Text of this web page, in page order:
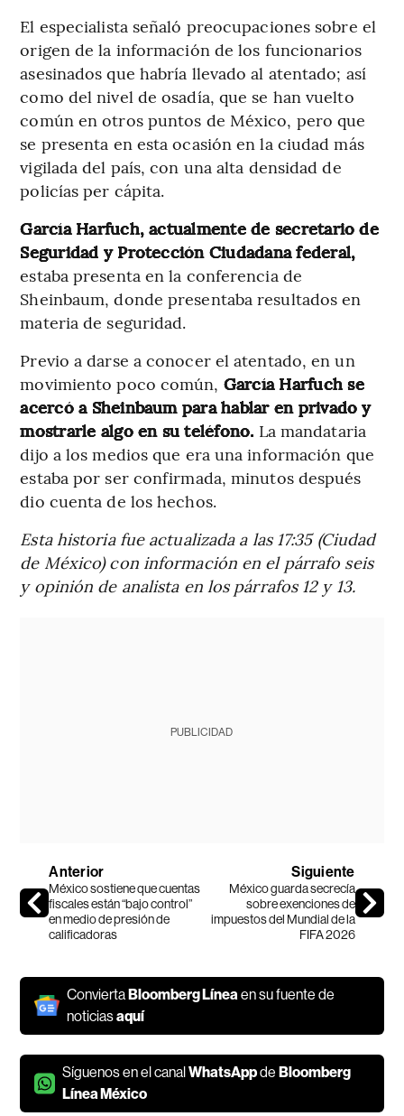
El especialista señaló preocupaciones sobre el
origen de la información de los funcionarios
asesinados que habría llevado al atentado; así
como del nivel de osadía, que se han vuelto
común en otros puntos de México, pero que
se presenta en esta ocasión en la ciudad más
vigilada del país, con una alta densidad de
policías per cápita.
García Harfuch, actualmente de secretario de
Seguridad y Protección Ciudadana federal,
estaba presenta en la conferencia de
Sheinbaum, donde presentaba resultados en
materia de seguridad.
Previo a darse a conocer el atentado, en un
movimiento poco común, García Harfuch se
acercó a Sheinbaum para hablar en privado y
mostrarle algo en su teléfono. La mandataria
dijo a los medios que era una información que
estaba por ser confirmada, minutos después
dio cuenta de los hechos.
Esta historia fue actualizada a las 17:35 (Ciudad
de México) con información en el párrafo seis
y opinión de analista en los párrafos 12 y 13.
PUBLICIDAD
Anterior
México sostiene que cuentas
fiscales están “bajo control”
en medio de presión de
calificadoras
Siguiente
México guarda secrecía
sobre exenciones de
impuestos del Mundial de la
FIFA 2026
ConviertaBloomberg Línea en su fuente de
noticiasaquí
Síguenos en el canalWhatsAppdeBloomberg
Línea México